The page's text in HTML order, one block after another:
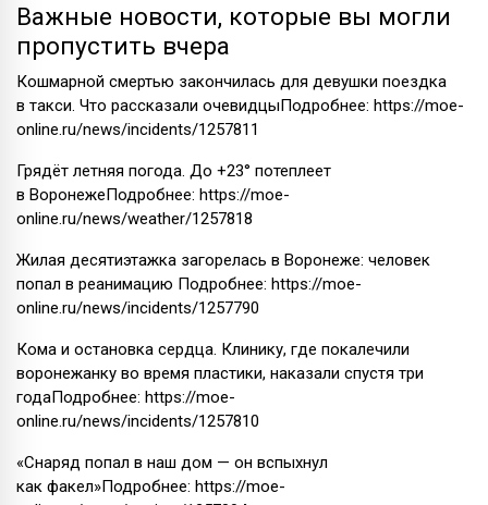
Важные новости, которые вы могли
пропустить вчера
Кошмарной смертью закончилась для девушки поездка
в такси. Что рассказали очевидцыПодробнее: https://moe-
online.ru/news/incidents/1257811
Грядёт летняя погода. До +23° потеплеет
в ВоронежеПодробнее: https://moe-
online.ru/news/weather/1257818
Жилая десятиэтажка загорелась в Воронеже: человек
попал в реанимацию Подробнее: https://moe-
online.ru/news/incidents/1257790
Кома и остановка сердца. Клинику, где покалечили
воронежанку во время пластики, наказали спустя три
годаПодробнее: https://moe-
online.ru/news/incidents/1257810
«Снаряд попал в наш дом — он вспыхнул
как факел»Подробнее: https://moe-